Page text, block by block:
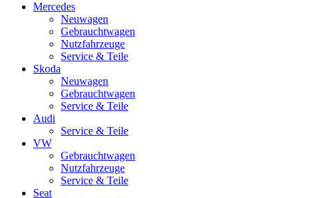
Mercedes
Neuwagen
Gebrauchtwagen
Nutzfahrzeuge
Service & Teile
Skoda
Neuwagen
Gebrauchtwagen
Service & Teile
Audi
Service & Teile
VW
Gebrauchtwagen
Nutzfahrzeuge
Service & Teile
Seat